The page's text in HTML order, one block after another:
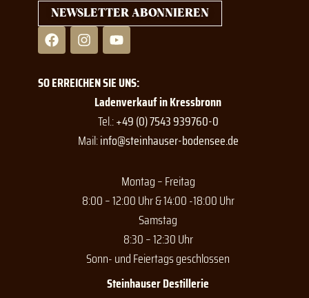
NEWSLETTER ABONNIEREN
F
a
c
e
b
I
n
s
t
a
m
Y
o
u
t
u
b
e
SO ERREICHEN SIE UNS:
Ladenverkauf in Kressbronn
Tel.:+49 (0) 7543 939760-0
Mail:info@steinhauser-bodensee.de
Montag – Freitag
8:00 – 12:00 Uhr & 14:00 -18:00 Uhr
Samstag
8:30 – 12:30 Uhr
Sonn- und Feiertags geschlossen
Steinhauser Destillerie